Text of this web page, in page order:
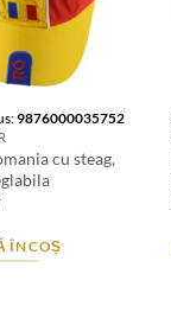
9876000035752
cu steag,
ÎN COȘ